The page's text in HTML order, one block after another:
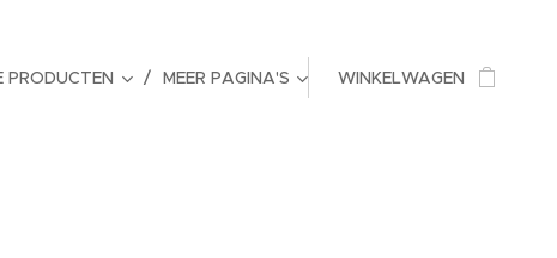
PRODUCTEN MEER PAGINA'S WINKELWAGEN